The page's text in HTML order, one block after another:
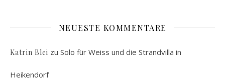
NEUESTE KOMMENTARE
Katrin Blei zu Solo für Weiss und die Strandvilla in
Heikendorf